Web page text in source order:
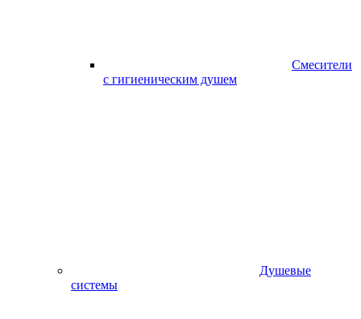
Смесители
с гигиеническим душем
Душевые
системы